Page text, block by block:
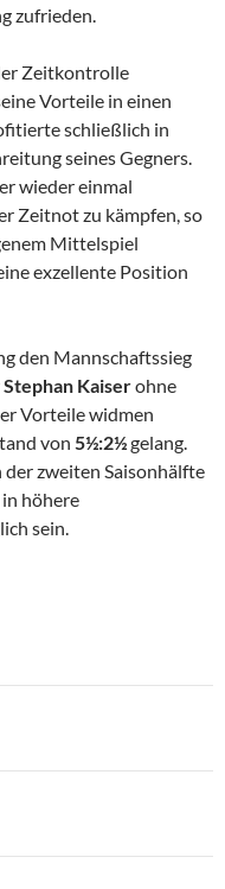
zufrieden.
Zeitkontrolle
Vorteile in einen
schließlich in
seines Gegners.
wieder einmal
Zeitnot zu kämpfen, so
Mittelspiel
exzellente Position
den Mannschaftssieg
Stephan Kaiserohne
Vorteile widmen
von 5½:2½gelang.
der zweiten Saisonhälfte
höhere
sein.